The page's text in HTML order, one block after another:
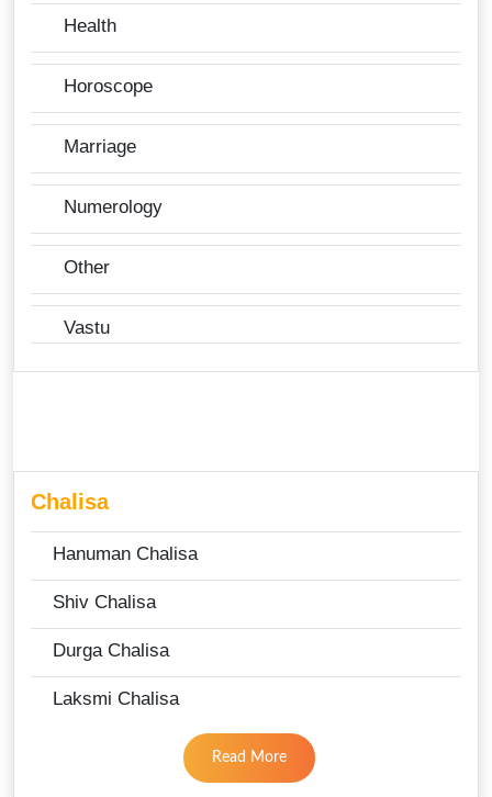
Health
Horoscope
Marriage
Numerology
Other
Vastu
Chalisa
Hanuman Chalisa
Shiv Chalisa
Durga Chalisa
Laksmi Chalisa
Read More